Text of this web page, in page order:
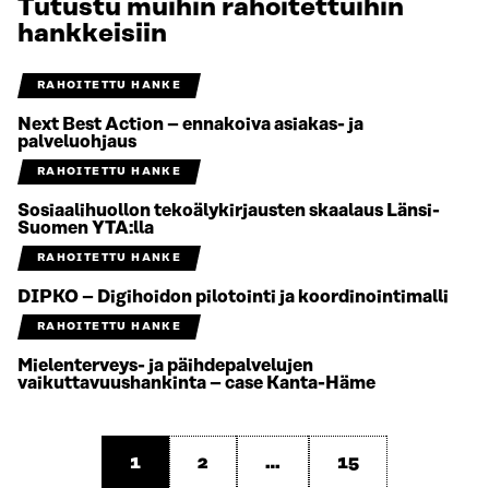
Tutustu muihin rahoitettuihin
hankkeisiin
RAHOITETTU HANKE
Next Best Action – ennakoiva asiakas- ja
palveluohjaus
RAHOITETTU HANKE
Sosiaalihuollon tekoälykirjausten skaalaus Länsi-
Suomen YTA:lla
RAHOITETTU HANKE
DIPKO – Digihoidon pilotointi ja koordinointimalli
RAHOITETTU HANKE
Mielenterveys- ja päihdepalvelujen
vaikuttavuushankinta – case Kanta-Häme
1 2 … 15